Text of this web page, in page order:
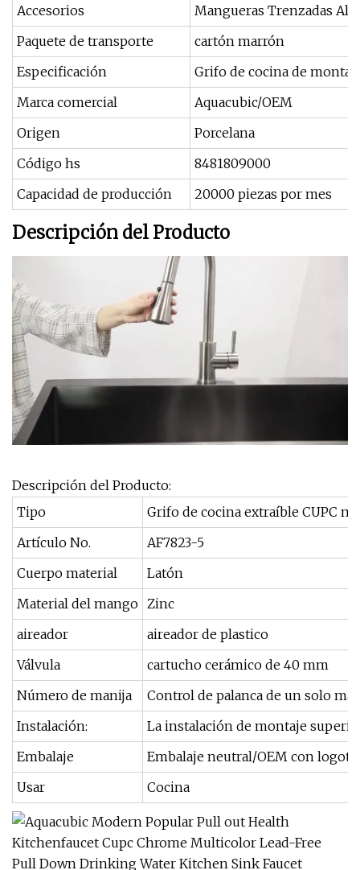
Accesorios
Mangueras Trenzadas
Paquete de transporte
cartón marrón
Especificación
Grifo de cocina de
Marca comercial
Aquacubic/OEM
Origen
Porcelana
Código hs
8481809000
Capacidad de producción
20000 piezas por mes
Descripción del Producto
Descripción del Producto:
Tipo
Grifo de cocina extraíble CUPC
Artículo No.
AF7823-5
Cuerpo material
Latón
Material del mango Zinc
aireador
aireador de plastico
Válvula
cartucho cerámico de 40 mm
Número de manija
Control de palanca de un solo
Instalación:
La instalación de montaje
Embalaje
Embalaje neutral/OEM con
Usar
Cocina